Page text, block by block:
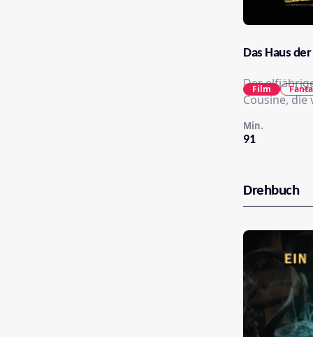
Das Haus
Der
Cousine, die
91
Min.
Film
Drehbuch